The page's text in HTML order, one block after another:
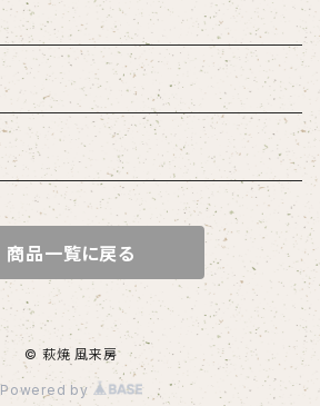
商品一覧に戻る
© 萩焼 風来房
Powered by